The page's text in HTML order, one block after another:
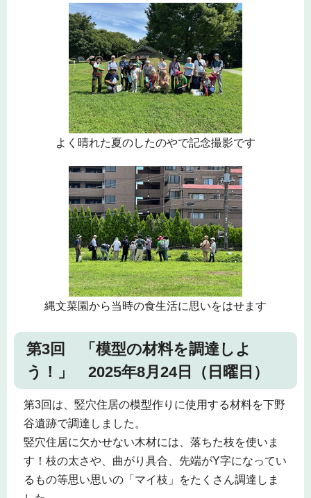
よく晴れた夏のしたのやで記念撮影です
縄文菜園から当時の食生活に思いをはせます
第3回 「模型の材料を調達しよ
う！」 2025年8月24日（日曜日）
第3回は、竪穴住居の模型作りに使用する材料を下野
谷遺跡で調達しました。
竪穴住居に欠かせない木材には、落ちた枝を使いま
す！枝の太さや、曲がり具合、先端がY字になってい
るもの等思い思いの「マイ枝」をたくさん調達しま